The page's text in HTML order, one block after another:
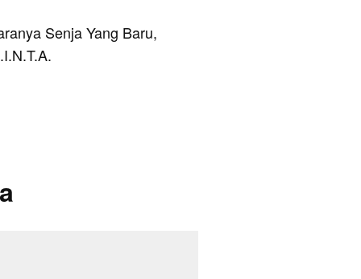
Senja Yang Baru,